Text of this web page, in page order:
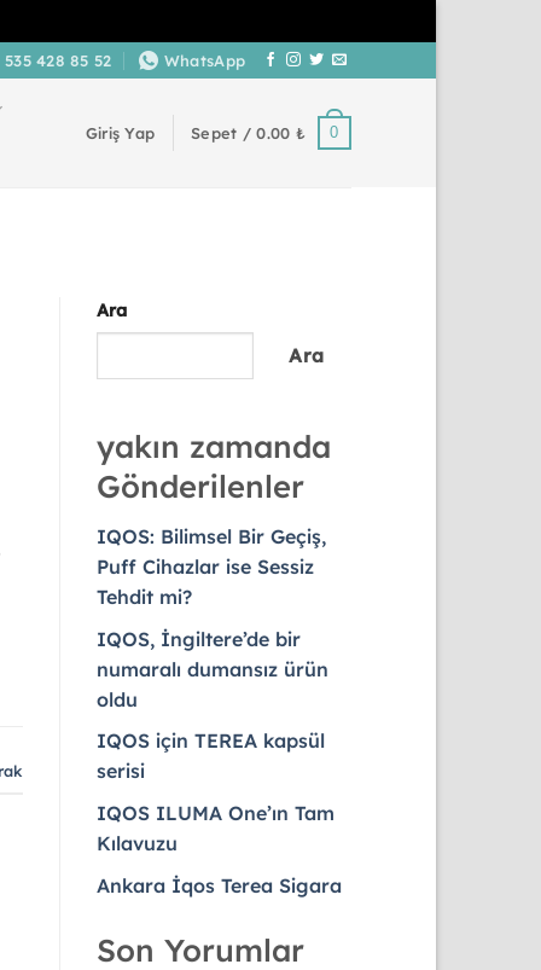
535 428 85 52 WhatsApp
Giriş Yap Sepet /0.00 ₺ 0
Ara
Ara
yakın zamanda
Gönderilenler
IQOS: Bilimsel Bir Geçiş,
Puff Cihazlar ise Sessiz
Tehdit mi?
IQOS, İngiltere’de bir
numaralı dumansız ürün
oldu
IQOS için TEREA kapsül
serisi
IQOS ILUMA One’ın Tam
Kılavuzu
Ankara İqos Terea Sigara
Son Yorumlar